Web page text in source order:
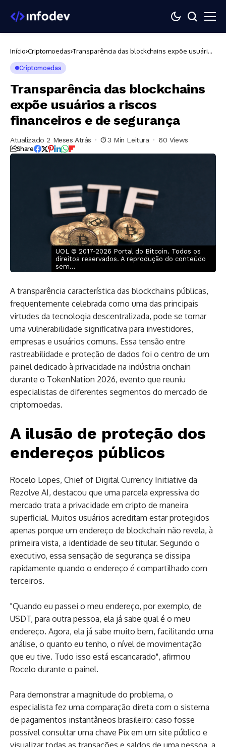
Início Criptomoedas Transparência das blockchains expõe usuários
Criptomoedas
Transparência das blockchains
expõe usuários a riscos
financeiros e de segurança
Atualizado 2 Meses Atrás 3 Min Leitura 60 Views
Share
UOL © 2017-2026 Portal do Bitcoin. Todos os
direitos reservados. A reprodução do conteúdo
sem...
A transparência característica das blockchains públicas,
frequentemente celebrada como uma das principais
virtudes da tecnologia descentralizada, pode se tornar
uma vulnerabilidade significativa para investidores,
empresas e usuários comuns. Essa tensão entre
rastreabilidade e proteção de dados foi o centro de um
painel dedicado à privacidade na indústria onchain
durante o TokenNation 2026, evento que reuniu
especialistas de diferentes segmentos do mercado de
criptomoedas.
A ilusão de proteção dos
endereços públicos
Rocelo Lopes, Chief of Digital Currency Initiative da
Rezolve AI, destacou que uma parcela expressiva do
mercado trata a privacidade em cripto de maneira
superficial. Muitos usuários acreditam estar protegidos
apenas porque um endereço de blockchain não revela, à
primeira vista, a identidade de seu titular. Segundo o
executivo, essa sensação de segurança se dissipa
rapidamente quando o endereço é compartilhado com
terceiros.
"Quando eu passei o meu endereço, por exemplo, de
USDT, para outra pessoa, ela já sabe qual é o meu
endereço. Agora, ela já sabe muito bem, facilitando uma
análise, o quanto eu tenho, o nível de movimentação
que eu tive. Tudo isso está escancarado", afirmou
Rocelo durante o painel.
Para demonstrar a magnitude do problema, o
especialista fez uma comparação direta com o sistema
de pagamentos instantâneos brasileiro: caso fosse
possível consultar uma chave Pix em um site público e
visualizar todas as transações e saldos de uma pessoa, a